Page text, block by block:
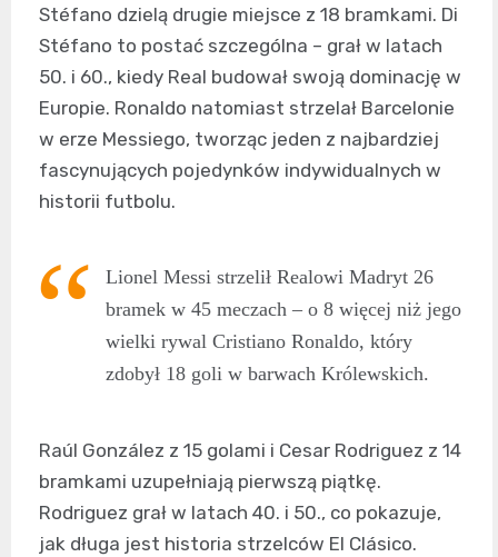
Stéfano dzielą drugie miejsce z 18 bramkami. Di
Stéfano to postać szczególna – grał w latach
50. i 60., kiedy Real budował swoją dominację w
Europie. Ronaldo natomiast strzelał Barcelonie
w erze Messiego, tworząc jeden z najbardziej
fascynujących pojedynków indywidualnych w
historii futbolu.
Lionel Messi strzelił Realowi Madryt 26
bramek w 45 meczach – o 8 więcej niż jego
wielki rywal Cristiano Ronaldo, który
zdobył 18 goli w barwach Królewskich.
Raúl González z 15 golami i Cesar Rodriguez z 14
bramkami uzupełniają pierwszą piątkę.
Rodriguez grał w latach 40. i 50., co pokazuje,
jak długa jest historia strzelców El Clásico.